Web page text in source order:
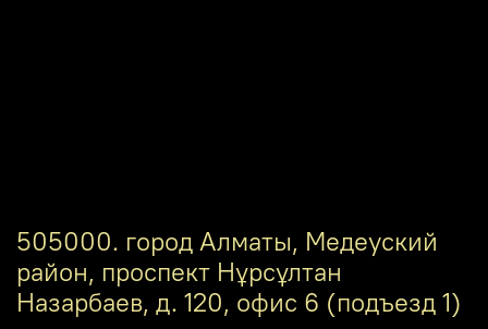
505000. город Алматы, Медеуский
район, проспект Нұрсұлтан
Назарбаев, д. 120, офис 6 (подъезд 1)